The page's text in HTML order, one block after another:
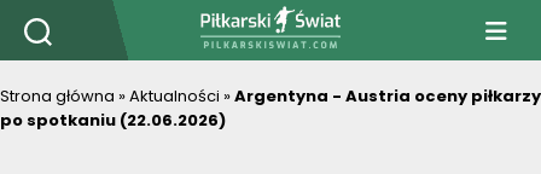
PiłkarskiSwiat.com
Strona główna »Aktualności »Argentyna - Austria oceny piłkarzy
po spotkaniu (22.06.2026)